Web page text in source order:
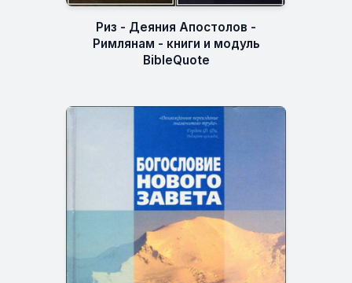
Риз - Деяния Апостолов -
Римлянам - книги и модуль
BibleQuote